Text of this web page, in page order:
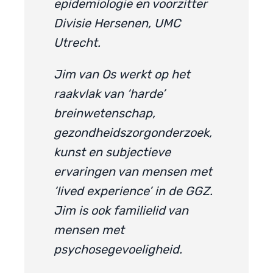
epidemiologie en voorzitter
Divisie Hersenen, UMC
Utrecht.
Jim van Os werkt op het
raakvlak van ‘harde’
breinwetenschap,
gezondheidszorgonderzoek,
kunst en subjectieve
ervaringen van mensen met
‘lived experience’ in de GGZ.
Jim is ook familielid van
mensen met
psychosegevoeligheid.